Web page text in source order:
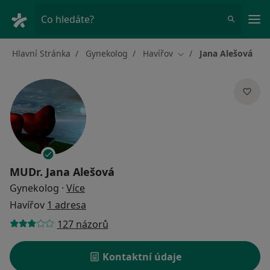
Co hledáte?
Hlavní Stránka Gynekolog Havířov Změna města
Jana Alešová
MUDr. Jana Alešová
Gynekolog · Více
Havířov 1 adresa
127 názorů
Kontaktní údaje